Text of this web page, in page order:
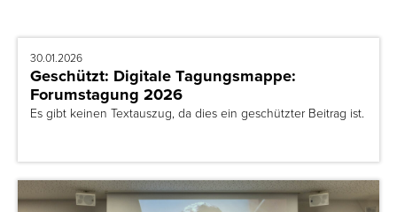
30.01.2026
Geschützt: Digitale Tagungsmappe:
Forumstagung 2026
Es gibt keinen Textauszug, da dies ein geschützter Beitrag ist.